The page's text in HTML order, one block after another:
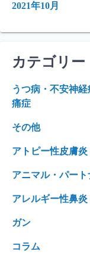
2021年10月
カテゴリー
うつ病・不安神
痛症
その他
アトピー性皮膚炎
アニマル・パー
アレルギー性鼻
ガン
コラム